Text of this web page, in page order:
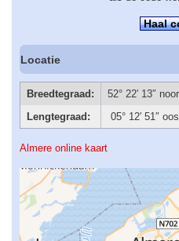
Haal
Locatie
Breedtegraad:
52° 22′ 13″
Lengtegraad:
05° 12′ 51″
Almere online kaart